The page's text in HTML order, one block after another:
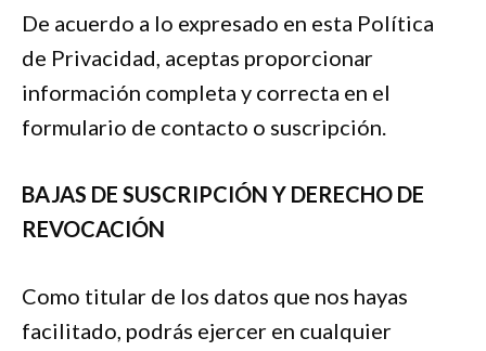
De acuerdo a lo expresado en esta Política
de Privacidad, aceptas proporcionar
información completa y correcta en el
formulario de contacto o suscripción.
BAJAS DE SUSCRIPCIÓN Y DERECHO DE
REVOCACIÓN
Como titular de los datos que nos hayas
facilitado, podrás ejercer en cualquier